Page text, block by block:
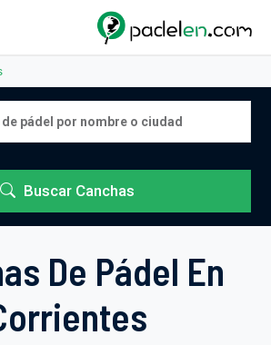
Buscar Canchas
De Pádel En